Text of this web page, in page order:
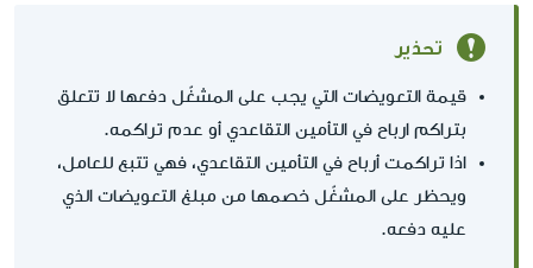
تحذير
قيمة التعويضات التي يجب على المشغّل دفعها لا تتعلق
بتراكم ارباح في التأمين التقاعدي أو عدم تراكمه.
اذا تراكمت أرباح في التأمين التقاعدي، فهي تتبع للعامل،
ويحظر على المشغّل خصمها من مبلغ التعويضات الذي
عليه دفعه.